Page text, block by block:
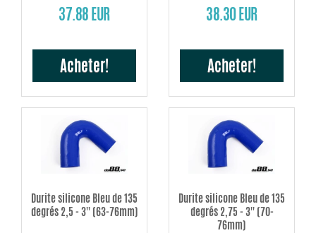
37.88 EUR
Acheter!
38.30 EUR
Acheter!
Durite silicone Bleu de 135
degrés 2,5 - 3'' (63-76mm)
Durite silicone Bleu de 135
degrés 2,75 - 3'' (70-
76mm)